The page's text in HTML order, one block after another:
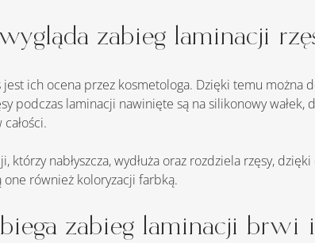
zabieg laminacji
podczas laminacji nawinięte są na silikonowy wałek,
również koloryzacji farbką.
zabieg laminacji brwi